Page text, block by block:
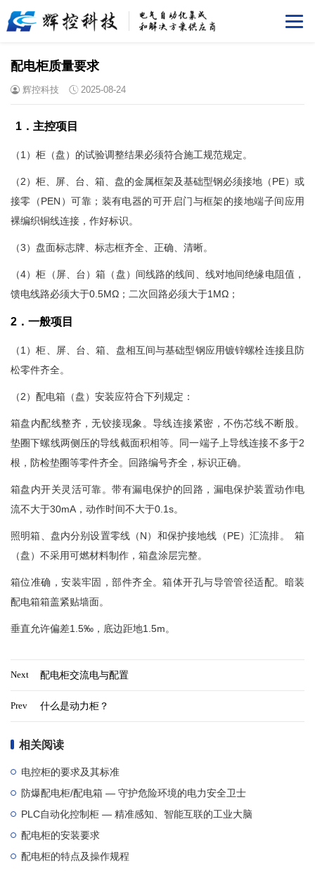
配电柜质量要求
辉控科技 2025-08-24
1．主控项目
（1）柜（盘）的试验调整结果必须符合施工规范规定。
（2）柜、屏、台、箱、盘的金属框架及基础型钢必须接地（PE）或
接零（PEN）可靠；装有电器的可开启门与框架的接地端子间应用
裸编织铜线连接，作好标识。
（3）盘面标志牌、标志框齐全、正确、清晰。
（4）柜（屏、台）箱（盘）间线路的线间、线对地间绝缘电阻值，
馈电线路必须大于0.5МΩ；二次回路必须大于1МΩ；
2．一般项目
（1）柜、屏、台、箱、盘相互间与基础型钢应用镀锌螺栓连接且防
松零件齐全。
（2）配电箱（盘）安装应符合下列规定：
箱盘内配线整齐，无铰接现象。导线连接紧密，不伤芯线不断股。
垫圈下螺线两侧压的导线截面积相等。同一端子上导线连接不多于2
根，防检垫圈等零件齐全。回路编号齐全，标识正确。
箱盘内开关灵活可靠。带有漏电保护的回路，漏电保护装置动作电
流不大于30mA，动作时间不大于0.1s。
照明箱、盘内分别设置零线（N）和保护接地线（PE）汇流排。 箱
（盘）不采用可燃材料制作，箱盘涂层完整。
箱位准确，安装牢固，部件齐全。箱体开孔与导管管径适配。暗装
配电箱箱盖紧贴墙面。
垂直允许偏差1.5‰，底边距地1.5m。
Next 配电柜交流电与配置
Prev 什么是动力柜？
相关阅读
电控柜的要求及其标准
防爆配电柜/配电箱 — 守护危险环境的电力安全卫士
PLC自动化控制柜 — 精准感知、智能互联的工业大脑
配电柜的安装要求
配电柜的特点及操作规程